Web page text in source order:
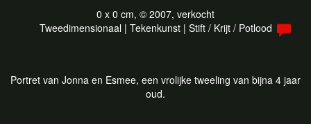
0 x 0 cm, © 2007, verkocht
Tweedimensionaal | Tekenkunst | Stift / Krijt / Potlood
Portret van Jonna en Esmee, een vrolijke tweeling van bijna 4 jaar
oud.